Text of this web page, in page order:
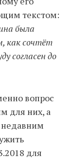
текстом:
была
как сочтёт
согласен до
вопрос
для них, а
для